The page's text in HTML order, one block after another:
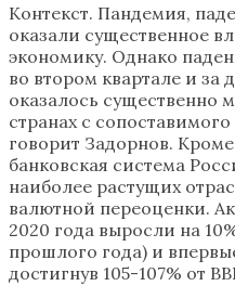
Контекст. Пандемия,
оказали существенное
экономику. Однако
во втором квартале и за
оказалось существенно
странах с
говорит Задорнов.
банковская система
наиболее растущих
валютной переоценки.
2020 года выросли на
прошлого года) и
достигнув 105-107% от